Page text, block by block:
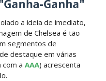
July 2026
Ganha"
a ideia de imediato,
de Chelsea é tão
segmentos de
destaque em várias
com a AAA) acrescenta